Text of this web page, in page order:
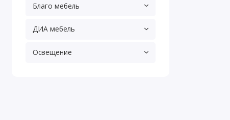
Благо мебель
ДИА мебель
Освещение